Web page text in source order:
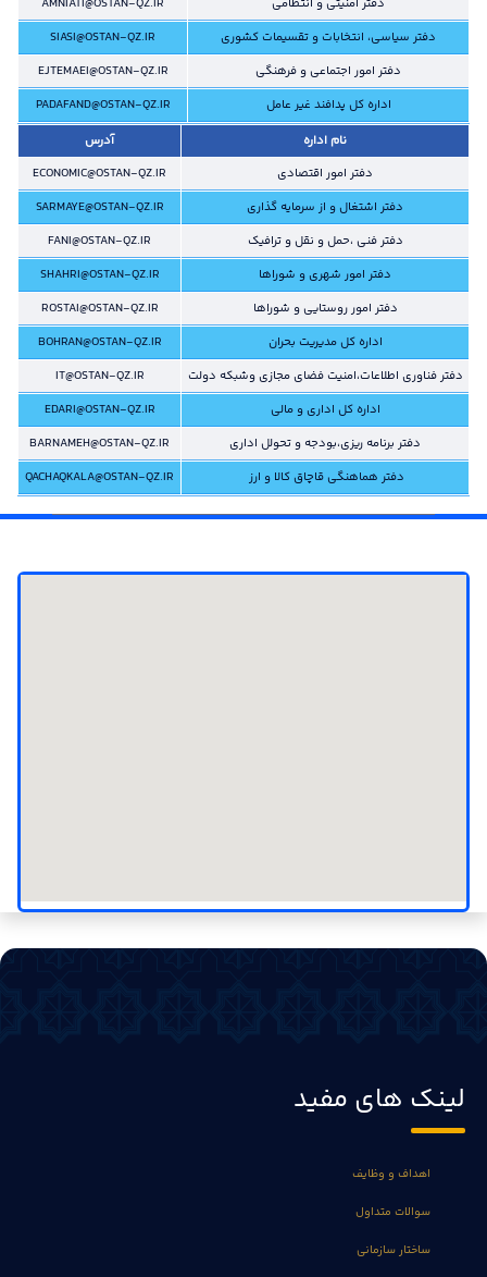
دفتر امنیتی و انتظامی
AMNIATI@OSTAN-QZ.IR
دفتر سیاسی، انتخابات و تقسیمات کشوری
SIASI@OSTAN-QZ.IR
دفتر امور اجتماعی و فرهنگی
EJTEMAEI@OSTAN-QZ.IR
اداره کل پدافند غیر عامل
PADAFAND@OSTAN-QZ.IR
نام اداره
آدرس
دفتر امور اقتصادی
ECONOMIC@OSTAN-QZ.IR
دفتر اشتغال و از سرمایه گذاری
SARMAYE@OSTAN-QZ.IR
دفتر فنی ،حمل و نقل و ترافیک
FANI@OSTAN-QZ.IR
دفتر امور شهری و شوراها
SHAHRI@OSTAN-QZ.IR
دفتر امور روستایی و شوراها
ROSTAI@OSTAN-QZ.IR
اداره کل مدیریت بحران
BOHRAN@OSTAN-QZ.IR
دفتر فناوری اطلاعات،امنیت فضای مجازی وشبکه دولت
IT@OSTAN-QZ.IR
اداره کل اداری و مالی
EDARI@OSTAN-QZ.IR
دفتر برنامه ریزی،بودجه و تحولل اداری
BARNAMEH@OSTAN-QZ.IR
دفتر هماهنگی قاچاق کالا و ارز
QACHAQKALA@OSTAN-QZ.IR
لینک های مفید
اهداف و وظایف
سوالات متداول
ساختار سازمانی